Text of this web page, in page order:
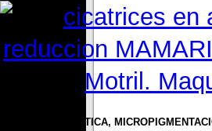
CLÍNICA ESTÉTICA,